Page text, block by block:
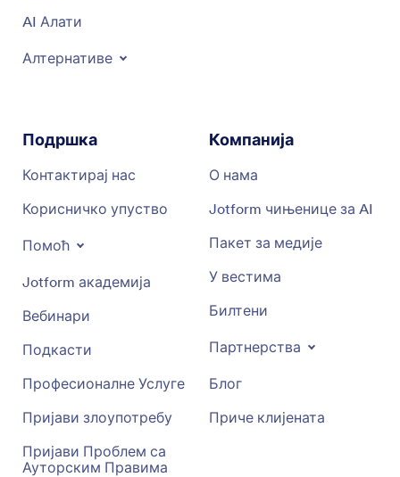
AI Алати
Алтернативе
Подршка
Контактирај нас
Корисничко упуство
Помоћ
Jotform академија
Вебинари
Подкасти
Професионалне Услуге
Пријави злоупотребу
Пријави Проблем са
Ауторским Правима
Компанија
О нама
Jotform чињенице за AI
Пакет за медије
У вестима
Билтени
Партнерства
Блог
Приче клијената